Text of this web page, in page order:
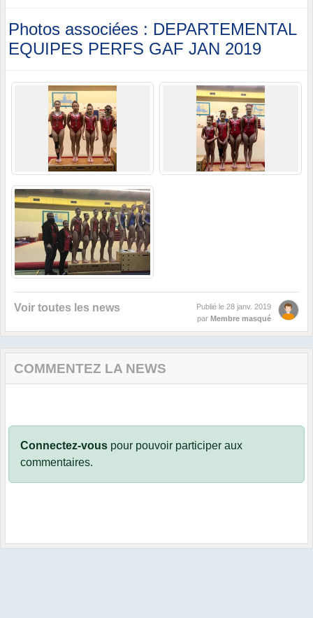
Photos associées : DEPARTEMENTAL
EQUIPES PERFS GAF JAN 2019
Voir toutes les news Publié le 28 janv. 2019
par Membre masqué
COMMENTEZ LA NEWS
Connectez-vous pour pouvoir participer aux
commentaires.